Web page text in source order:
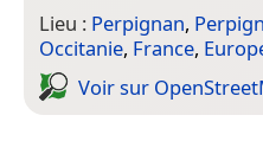
Lieu : Perpignan,
Occitanie, France,
Voir sur